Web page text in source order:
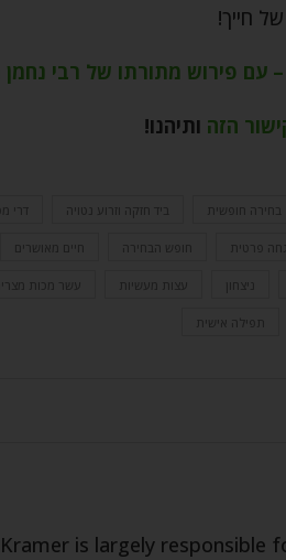
חייך!
עם פירוש מתורתו של רבי
הזה ותיהנו!
בחירה חופשית ביד חזקה וזרוע נטויה דרי
פרטית חופש הבחירה חיים מאושרים
ניצחון עצות מעשיות עשר מכות
תפילה אישית
is largely responsible